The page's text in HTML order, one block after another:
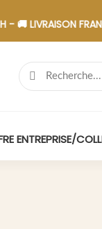
FRANCE - 🎁
ENTREPRISE/